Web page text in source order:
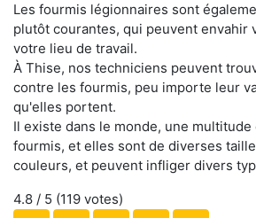
Les fourmis légionnaires sont
plutôt courantes, qui peuvent envahir
votre lieu de travail.
À Thise, nos techniciens peuvent
contre les fourmis, peu importe leur
qu'elles portent.
Il existe dans le monde, une
fourmis, et elles sont de diverses
couleurs, et peuvent infliger divers
4.8 / 5 (119 votes)